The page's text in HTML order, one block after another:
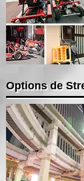
Options de